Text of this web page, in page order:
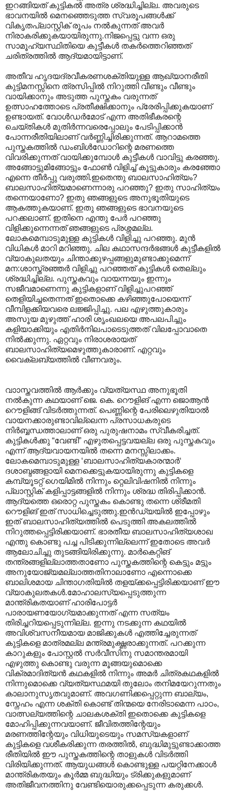
ഇറങ്ങിയത് കുട്ടികല്‍ അത്ര ശ്രദ്ധിച്ചില്ല. അവരുടെ
ഭാവനയില്‍ മെനഞ്ഞെടുത്ത സ്വരൂപങ്ങള്‍ക്ക്
വികൃതപ്ലാസ്റ്റിക് രൂപം നല്‍കുന്നത് അവര്‍
നിരാകരിക്കുകയായിരുന്നു.നിജപ്പെട്ടു വന്ന ഒരു
സാമൂഹ്യസ്ഥിതിയെ കുട്ടീകള്‍ തകര്‍ത്തെറിഞ്ഞത്
ചരിത്രത്തില്‍ ആദ്യമായിട്ടാണ്.
അതീവ ഹൃദയദ്രവീകരണശക്തിയുള്ള ആഖ്യാനരീതി
കുട്ടിമനസ്സിനെ ത്രസിപ്പില്‍ നിറുത്തി വീണ്ടും വീണ്ടും
വായിക്കാനും അടുത്ത പുസ്തകം വരുന്നത്
ഉത്സാഹത്തോടെ പ്രതീക്ഷിക്കാനും പ്രേരിപ്പിക്കുകയാണ്
ഉണ്ടായത്. വോള്‍ഡര്‍മോട് എന്ന അതിഭീകരന്റെ
ചെയ്തികള്‍ മുതിര്‍ന്നവരെപ്പോലും പേടിപ്പിക്കാന്‍
പോന്നരീതിയിലാണ് വര്‍ണ്ണിച്ചിരിക്കുന്നത്‍. ആറാമത്തെ
പുസ്തകത്തില്‍ ഡംബിള്‍ഡോറിന്റെ മരണത്തെ
വിവരിക്കുന്നത് വായിക്കുമ്പോള്‍ കുട്ടീകള്‍ വാവിട്ടു കരഞ്ഞു.
അങ്ങോട്ടുമിങ്ങോട്ടും ഫോണ്‍ വിളിച്ച് കൂട്ടുകാരും കരഞ്ഞോ
എന്നെ തീര്‍പ്പു വരുത്തി.ഇതെന്തു ബാലസാഹിത്യം?
ബാലസാഹിത്യമാണെന്നാരു പറഞ്ഞു? ഇതു സാഹിത്യം
തന്നെയാണോ? ഇതു ഞങ്ങളുടെ അനുഭൂതിയുടെ
ആകത്തുകയാണ്. ഇതു ഞങ്ങളുടെ ഭാവനയുടെ
പറക്കലാണ്. ഇതിനെ എന്തു പേര്‍ പറഞ്ഞു
വിളിക്കുന്നെന്നത് ഞങ്ങളുടെ പ്രശ്നമല്ല.
ലോകമെമ്പാടുമുള്ള കുട്ടികള്‍ വിളിച്ചു പറഞ്ഞു. മുന്‍
വിധികള്‍ മാറി മറിഞ്ഞു. ചില കഥാസന്ദര്‍ഭങ്ങള്‍ കുട്ടീകളില്‍
വ്യാകുലതയും ചിന്താക്കുഴപ്പങ്ങളുമുണ്ടാക്കുമെന്ന്
മന:ശാസ്ത്രഞ്ഞര്‍ വിളിച്ചു പറഞ്ഞത് കുട്ടികള്‍ തെല്ലും
ശ്രദ്ധിച്ചില്ല. പുസ്തകവും വായന്നയും ഇന്നും
സജീവമാണെന്നു കുട്ടികളാണ് വിളിച്ചുപറഞ്ഞ്
തെളിയിച്ചതെന്നത് ഇതൊക്കെ കഴിഞ്ഞുപോയെന്ന്
വീമ്പിളക്കിയവരെ ലജ്ജിപ്പിച്ചു. പല എഴുത്തുകാരും
അസൂയ മുഴുത്ത് ഹാരി ശൃംഖലയെ അപലപിച്ചും
കളിയാക്കിയും എതിര്‍നിലപാടെടുത്തത് വിലപ്പോവാതെ
നില്‍ക്കുന്നു. ഏറ്റവും നിരാശരായത്
ബാലസാഹിത്യമെഴുത്തുകാരാണ്. എറ്റവും
വൈക്ലബ്യത്തില്‍ വീണവരും.
വാ‍ാസ്തവത്തില്‍ ആര്‍ക്കും വ്യത്യസ്ഥ അനുഭൂതി
നല്‍കുന്ന കഥയാണ് ജെ. കെ. റൌളിങ് എന്ന ജൊആന്‍
റൌളിങ്ങ് വിടര്‍ത്തുന്നത്. പെണ്ണിന്റെ പേരിലെഴുതിയാല്‍
വായനക്കാരുണ്ടാവില്ലെന്ന പ്രസാധകരുടെ
നിര്‍ബ്ബന്ധത്താലാണ് ഒരു പുരുഷനാമം സ്വീകരിച്ചത്.
കുട്ടികള്‍ക്കു “വേണ്ടി” എഴുതപ്പെട്ടവയല്ല ഒരു പുസ്തകവും
എന്ന് ആദ്യവായനയില്‍ തന്നെ മനസ്സിലാക്കം.
ലോകമെമ്പാടുമുള്ള ‘ബാലസാഹിത്യകാരന്മാര്‍‘
ദശാബ്ദങ്ങളായി മെനക്കെട്ടുകയായിരുന്നു കുട്ടികളെ
കമ്പ്യൂടറ്റ് ഗെയിമില്‍ നിന്നും റ്റെലിവിഷനില്‍ നിന്നും
പ്ലാസ്റ്റിക് കളിപ്പാട്ടങ്ങളില്‍ നിന്നും ശ്രദ്ധ തിരിപ്പിക്കാന്‍.
ആദ്യത്തെ ഒരൊറ്റ പുസ്തകം കൊണ്ടു തന്നെ ശ്രീമതി
റൌളിങ് ഇത് സാധിച്ചെടുത്തു.ഇന്‍ഡ്യയില്‍ ഇപ്പോഴും
ഇത് ബാലസാഹിത്യത്തില്‍ പെടുത്തി അകല‍ത്തില്‍
നിറുത്തപ്പെട്ടിരിക്കയാണ്. ഭാരതീയ ബാലസാഹിത്യശാഖ
എന്തു കൊണ്ടു പച്ച പിടിക്കുന്നില്ലെന്ന് ഇതോടെ അവര്‍
ആലോചിച്ചു തുടങ്ങിയിരിക്കുന്നു. മാര്‍കെറ്റിങ്
തന്ത്രങ്ങളില്ലാത്തതാണോ പുസ്തകത്തിന്റെ കെട്ടും മട്ടും
അനുയോജ്യമല്ലാത്തതിനാലാണോ എന്നൊക്കെ
ബാലിശമായ ചിന്താഗതിയില്‍ തളയ്ക്കപ്പെട്ടിരിക്കയാണ് ഈ
വ്യാകുലതകള്‍.മോഹാലസ്യപ്പെടുത്തുന്ന
മാന്ത്രികതയാണ് ഹാരിപോട്ടര്‍
പാരായണയോഗ്യമാക്കുന്നത് എന്ന സത്യം
തിരിച്ചറിയപ്പെടുന്നില്ല. ഇന്നു നടക്കുന്ന കഥയില്‍
അവിശ്വസനീയമായ മാജിക്കുകള്‍ എത്തിച്ചേരുന്നത്
കുട്ടികളെ മാത്രമല്ല മന്ത്രമുഗ്ദ്ധരാക്കുന്നത്. പറക്കുന്ന
കാറുകളും പോസ്റ്റല്‍ സര്‍വീസിനു സമാന്തരമായി
എഴുത്തു കൊണ്ടു വരുന്ന മൂങ്ങയുമൊക്കെ
വിക്രമാദിത്യന്‍ കഥകളില്‍ നിന്നും അമര്‍ ചിത്രകഥകളില്‍
നിന്നുമൊക്കെ വ്യത്യസ്ഥമയി തുലോം തനിമയേറുന്നതും
കാലാനുസൃതവുമാണ്. അവഗണിക്കപ്പെറ്റുന്ന ബാല്യം,
സ്നേഹം എന്ന ശക്തി കൊണ്ട് തിന്മയെ നേരിടാമെന്ന പാഠം,
വാത്സല്യത്തിന്റെ ചാലകശക്തി ഇതൊക്കെ കുട്ടികളെ
മോഹിപ്പിക്കുന്നവയാണ്. ജീവിതത്തിന്റേയും
മരണത്തിന്റേയും വിധിയുടെയും സമസ്യകളാണ്
കുട്ടികളെ വശീകരിക്കുന്ന തരത്തില്‍, ബുദ്ധിമുട്ടുണ്ടാക്കാത്ത
രീതിയില്‍ ഈ പുസ്തകത്തിന്റെ താളുകള്‍ വിടര്‍ത്തി
വിരിയിക്കുന്നത്. ആയുധങ്ങള്‍ കൊണ്ടുള്ള പയറ്റിനേക്കാള്‍
മാന്ത്രികതയും കൂര്‍മ്മ ബുദ്ധിയും ട്രിക്കുകളുമാണ്
അതിജീവനത്തിനു വേണ്ടിയൊരുക്കപ്പെടുന്ന കരുക്കള്‍.